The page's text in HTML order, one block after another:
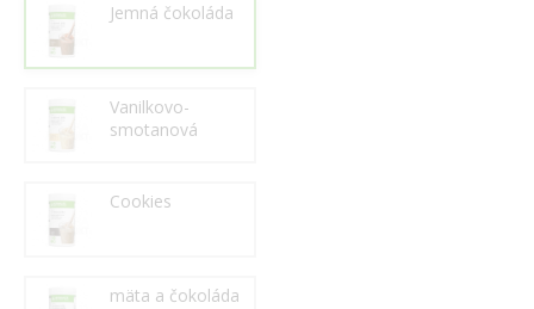
Jemná čokoláda
Vanilkovo-
smotanová
Cookies
mäta a čokoláda